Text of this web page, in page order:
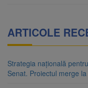
ARTICOLE
Strategia națională
Senat. Proiectul merge